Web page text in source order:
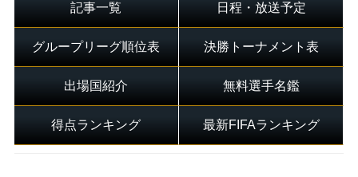
記事一覧 日程・放送予定
グループリーグ順位表 決勝トーナメント表
出場国紹介 無料選手名鑑
得点ランキング 最新FIFAランキング